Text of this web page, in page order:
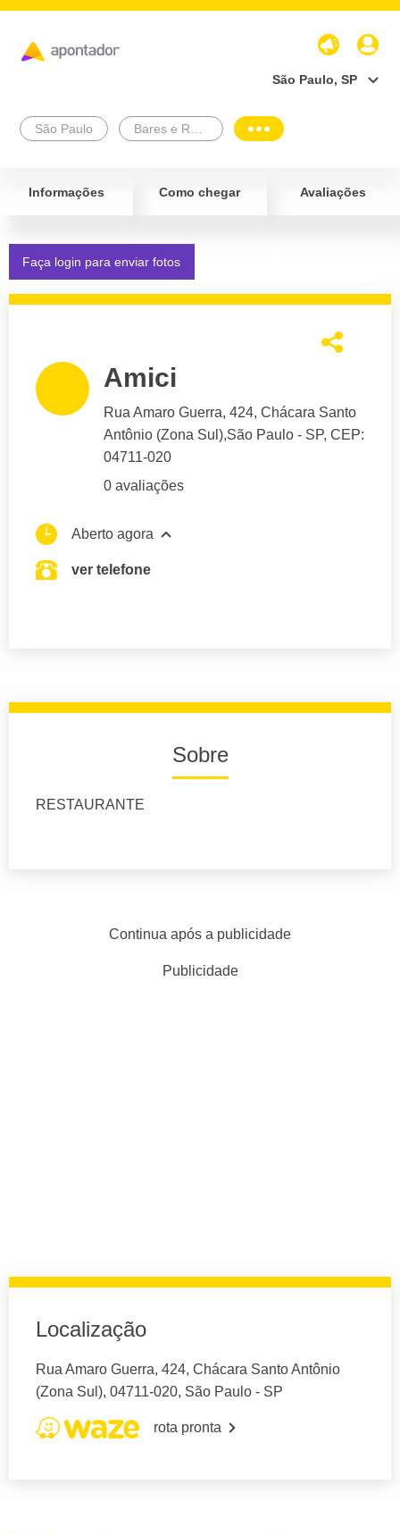
São Paulo, SP
São Paulo
Informações Como chegar Avaliações
Faça login para enviar fotos
Amici
Rua Amaro Guerra, 424, Chácara Santo
Antônio (Zona Sul),São Paulo - SP, CEP:
04711-020
0 avaliações
Aberto agora
ver telefone
Sobre
RESTAURANTE
Continua após a publicidade
Publicidade
Localização
Rua Amaro Guerra, 424, Chácara Santo Antônio
(Zona Sul), 04711-020, São Paulo - SP
rota pronta